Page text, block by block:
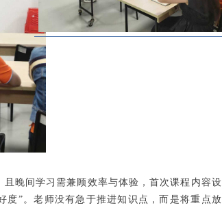
晚间学习需兼顾效率与体验，首次课程内容设
度”。老师没有急于推进知识点，而是将重点放